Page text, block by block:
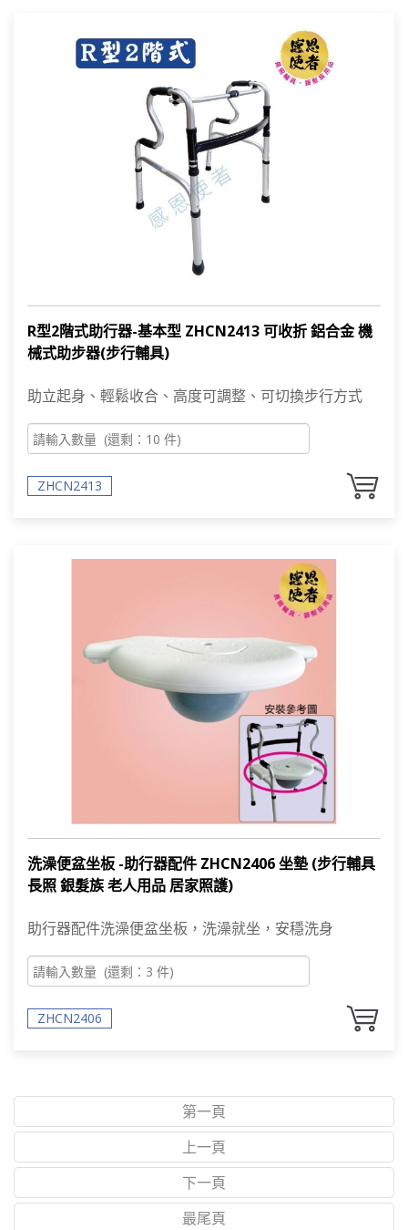
R型2階式助行器-基本型 ZHCN2413 可收折 鋁合金 機
械式助步器(步行輔具)
助立起身、輕鬆收合、高度可調整、可切換步行方式
ZHCN2413
洗澡便盆坐板 -助行器配件 ZHCN2406 坐墊 (步行輔具
長照 銀髮族 老人用品 居家照護)
助行器配件洗澡便盆坐板，洗澡就坐，安穩洗身
ZHCN2406
第一頁
上一頁
下一頁
最尾頁